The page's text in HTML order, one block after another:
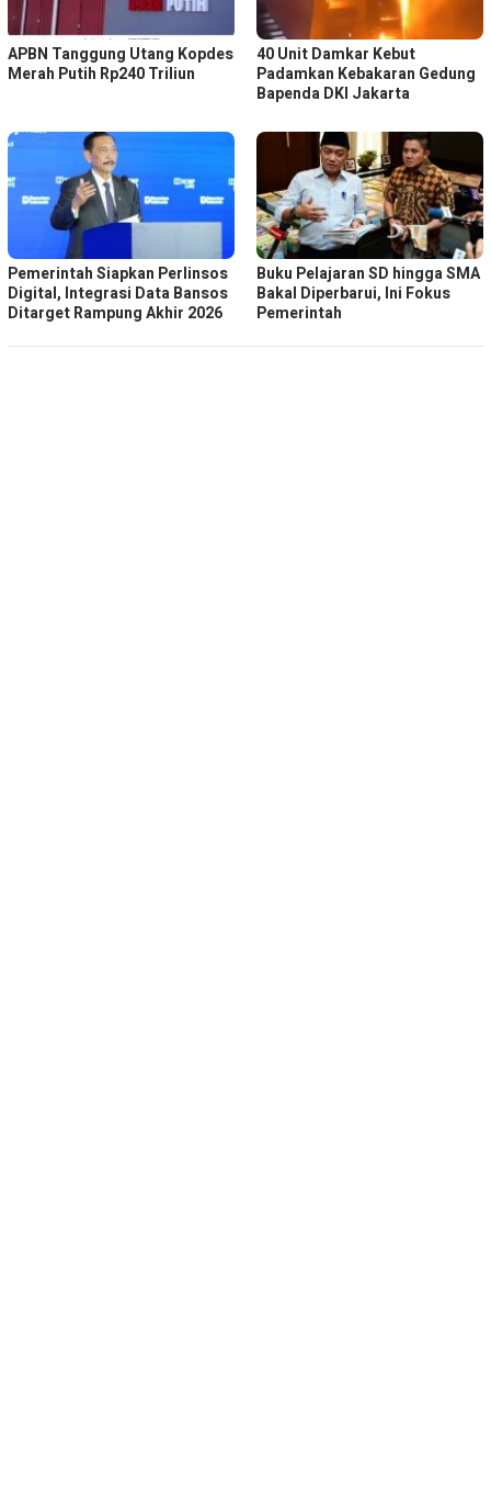
APBN Tanggung Utang Kopdes
Merah Putih Rp240 Triliun
40 Unit Damkar Kebut
Padamkan Kebakaran Gedung
Bapenda DKI Jakarta
Pemerintah Siapkan Perlinsos
Digital, Integrasi Data Bansos
Ditarget Rampung Akhir 2026
Buku Pelajaran SD hingga SMA
Bakal Diperbarui, Ini Fokus
Pemerintah